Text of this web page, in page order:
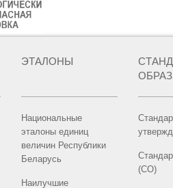
ЭТАЛОНЫ
Национальные
эталоны единиц
величин Республики
Беларусь
Наилучшие
(СО)